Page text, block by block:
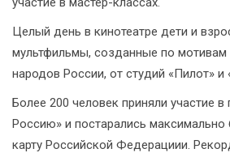
Целый день в кинотеатре дети и
мультфильмы, созданные по мотивам
народов России, от студий «Пилот» и
Более 200 человек приняли участие в
Россию» и постарались максимально
карту Российской Федерациии.